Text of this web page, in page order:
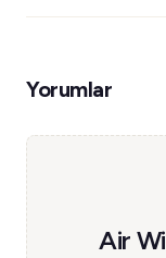
Yorumlar
Air